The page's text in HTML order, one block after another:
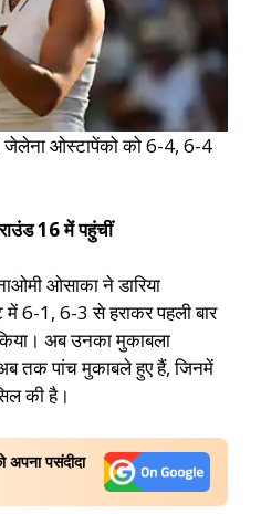
जेलेना ओस्टापेंको को 6-4, 6-4
16 में पहुंचीं
ओसाका ने डारिया
6-1, 6-3 से हराकर पहली बार
अब उनका मुकाबला
तक पांच मुकाबले हुए हैं, जिनमें
की है।
पसंदीदा